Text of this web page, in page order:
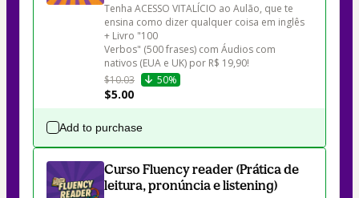
Tenha ACESSO VITALÍCIO ao Aulão, que te
ensina como dizer qualquer coisa em inglês
+ Livro "100
Verbos" (500 frases) com Áudios com
nativos (EUA e UK) por R$ 19,90!
$10.03
50%
$5.00
Add to purchase
Curso Fluency reader (Prática de
leitura, pronúncia e listening)